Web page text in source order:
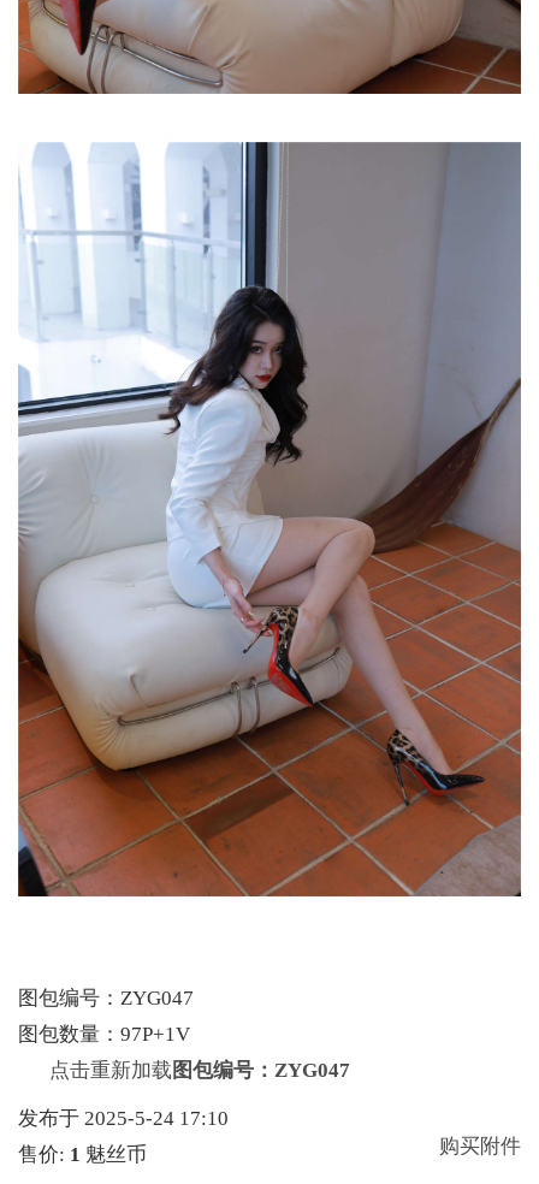
图包编号：ZYG047
图包数量：97P+1V
点击重新加载 图包编号：ZYG047
发布于 2025-5-24 17:10
售价: 1 魅丝币 购买附件